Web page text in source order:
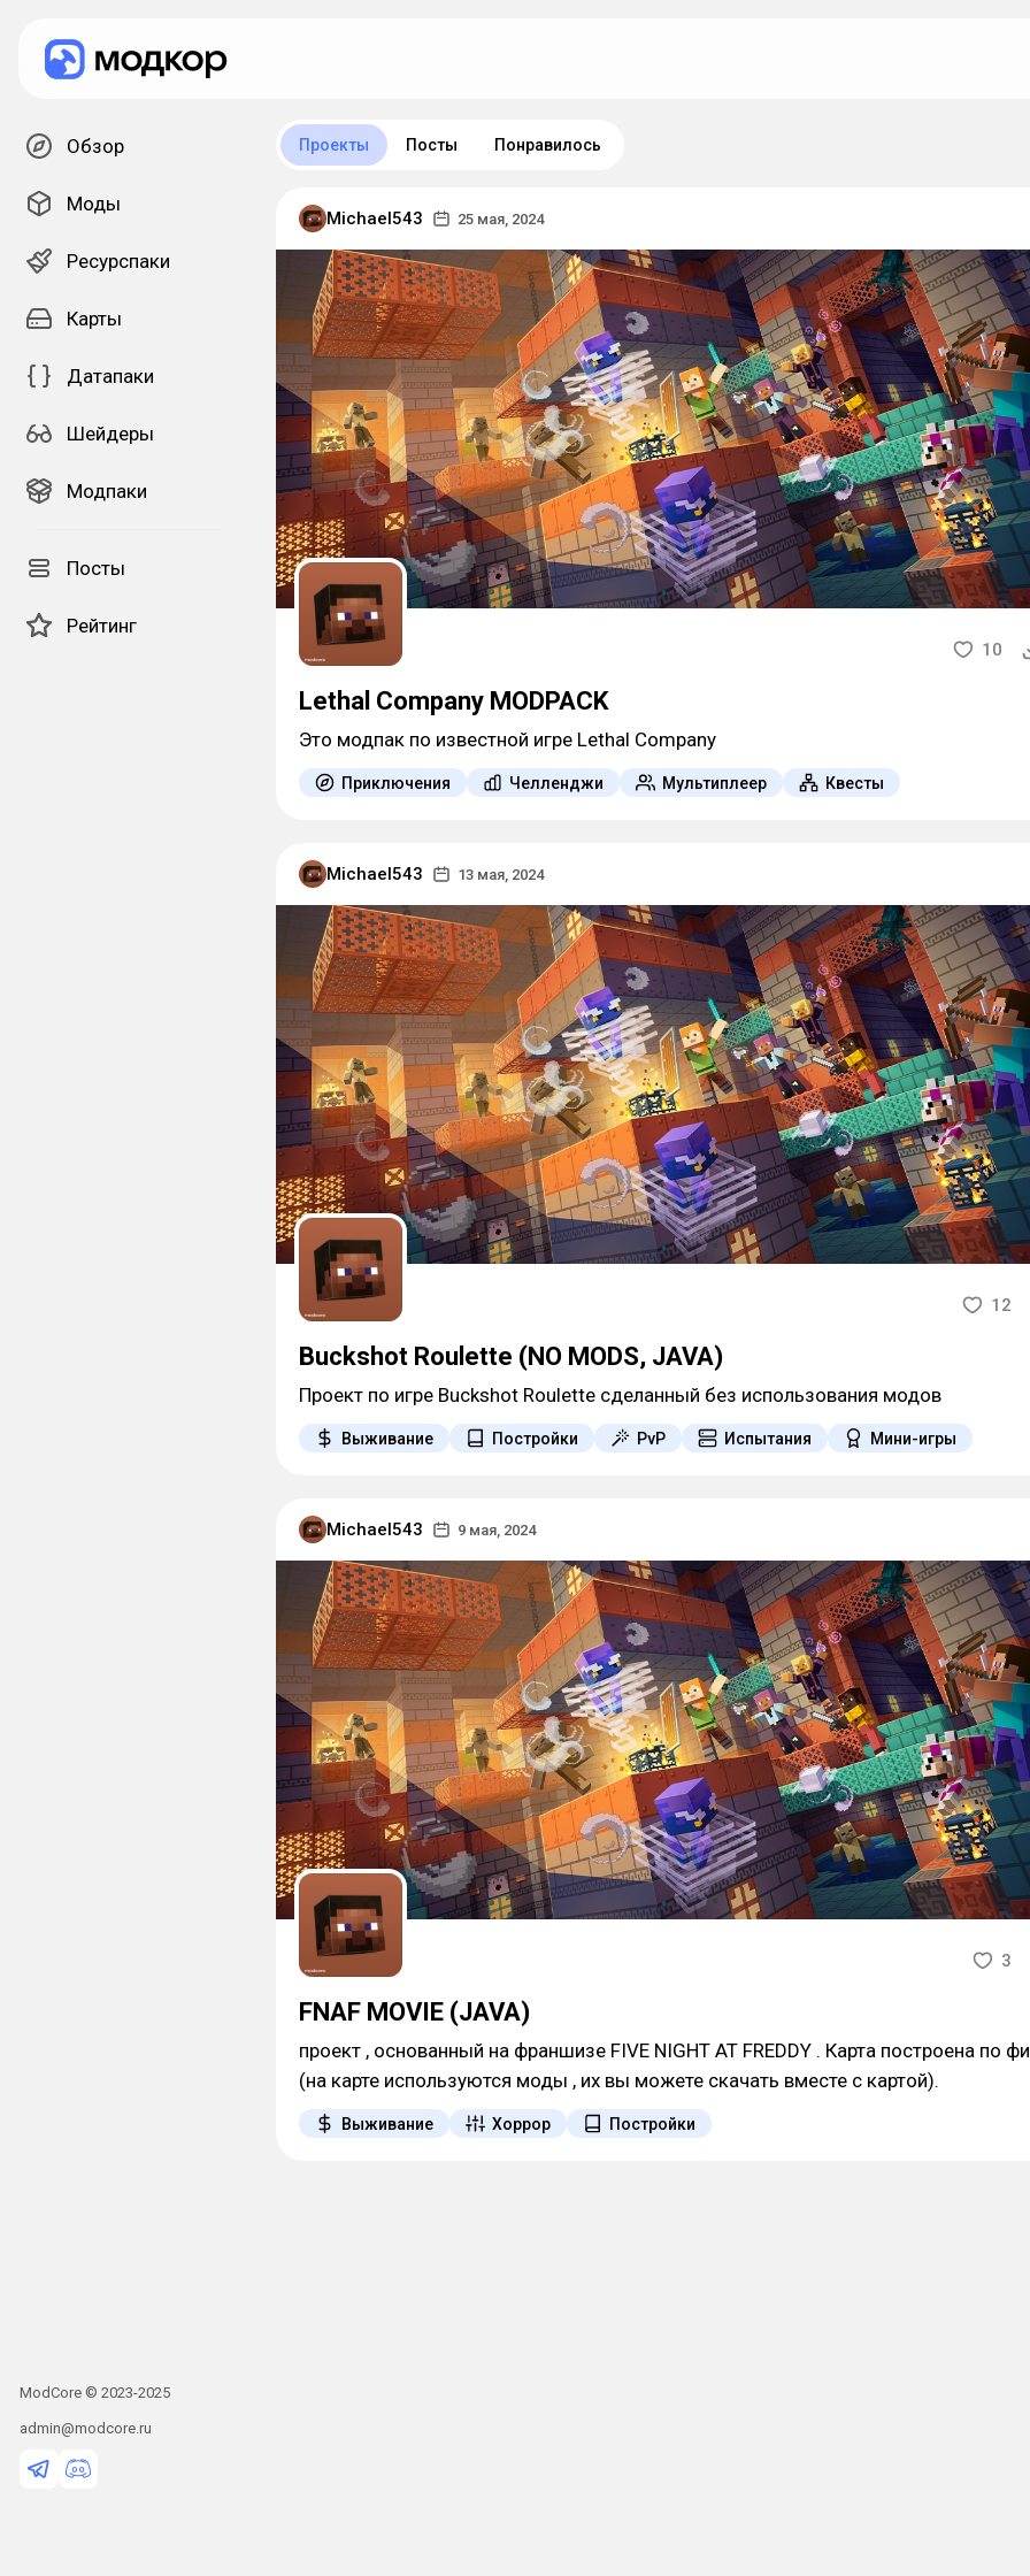
Обзор
Моды
Ресурспаки
Карты
Датапаки
Шейдеры
Модпаки
Посты
Рейтинг
ModCore © 2023-2025
admin@modcore.ru
Проекты Посты Понравилось
Michael543 25 мая, 2024
10
Lethal Company MODPACK
Это модпак по известной игре Lethal Company
Приключения Челленджи Мультиплеер Квесты
Michael543 13 мая, 2024
12
Buckshot Roulette (NO MODS, JAVA)
Проект по игре Buckshot Roulette сделанный без использования модов
Выживание Постройки PvP Испытания Мини-игры
Michael543 9 мая, 2024
3
FNAF MOVIE (JAVA)
проект , основанный на франшизе FIVE NIGHT AT FREDDY . Карта построена по
(на карте используются моды , их вы можете скачать вместе с картой).
Выживание Хоррор Постройки